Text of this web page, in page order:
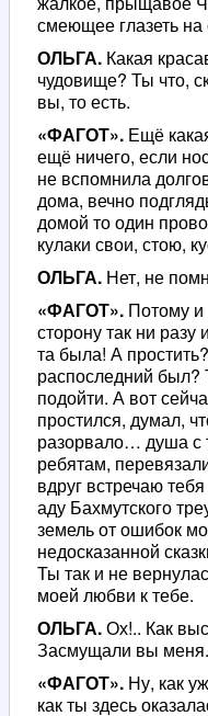
смеющее глазеть
ОЛЬГА. Какая
чудовище? Ты что,
вы, то есть.
«ФАГОТ». Ещё
ещё ничего, если
не вспомнила
дома, вечно
домой то один
кулаки свои, стою,
ОЛЬГА. Нет, не
«ФАГОТ». Потому
сторону так ни
та была! А
распоследний был?
подойти. А вот
простился, думал,
разорвало… душа с
ребятам,
вдруг встречаю
аду Бахмутского
земель от ошибок
недосказанной
Ты так и не
моей любви к тебе.
ОЛЬГА.Ох!.. Как
Засмущали вы меня.
«ФАГОТ». Ну, как
как ты здесь